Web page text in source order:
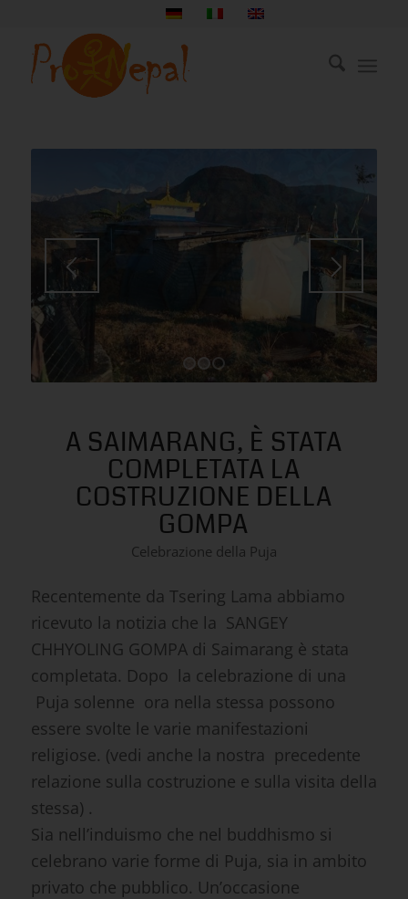
1 2 3
A SAIMARANG, È STATA
COMPLETATA LA
GOMPA
Celebrazione della Puja
Recentemente da Tsering Lama abbiamo
ricevuto la notizia che la SANGEY
CHHYOLING GOMPA di Saimarang è stata
completata. Dopo la celebrazione di una
Puja solenne ora nella stessa possono
essere svolte le varie manifestazioni
religiose. (vedi anche la nostra precedente
relazione sulla costruzionee sulla visita della
stessa) .